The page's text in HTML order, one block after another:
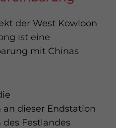
der West Kowloon
ist eine
mit Chinas
dieser Endstation
Festlandes